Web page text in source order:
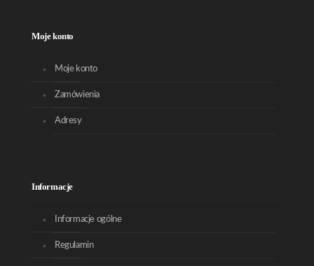
Moje konto
Moje konto
Zamówienia
Adresy
Informacje
Informacje ogólne
Regulamin